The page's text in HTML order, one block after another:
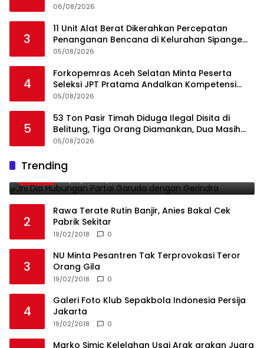
Angkut Cangkang Sawit Overload, Truk PT KAP
06/08/2026
3
11 Unit Alat Berat Dikerahkan Percepatan
Penanganan Bencana di Kelurahan Sipange
Kecamatan Tukka
05/08/2026
4
Forkopemras Aceh Selatan Minta Peserta
Seleksi JPT Pratama Andalkan Kompetensi
dan Integritas, Bukan Kedekatan
05/08/2026
5
53 Ton Pasir Timah Diduga Ilegal Disita di
Belitung, Tiga Orang Diamankan, Dua Masih
Diburu
05/08/2026
Trending
1
Gerindra
19/02/2018 0
2
Rawa Terate Rutin Banjir, Anies Bakal Cek
Pabrik Sekitar
19/02/2018 0
3
NU Minta Pesantren Tak Terprovokasi Teror
Orang Gila
19/02/2018 0
4
Galeri Foto Klub Sepakbola Indonesia Persija
Jakarta
19/02/2018 0
Marko Simic Kelelahan Usai Arak arakan Juara